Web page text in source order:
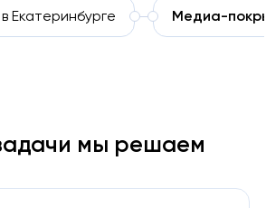
в Екатеринбурге Медиа-
мы решаем